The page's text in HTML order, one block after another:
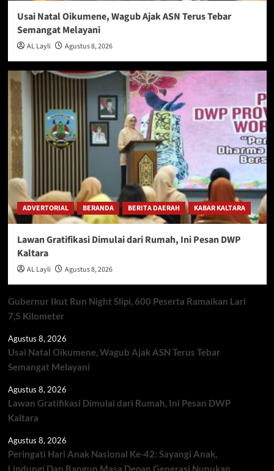
Usai Natal Oikumene, Wagub Ajak ASN Terus Tebar
Semangat Melayani
AL Layli Agustus 8, 2026
ADVERTORIAL BERANDA BERITA DAERAH KABAR KALTARA
Lawan Gratifikasi Dimulai dari Rumah, Ini Pesan DWP
Kaltara
AL Layli Agustus 8, 2026
Gubernur Ikut Run Night Slipi, 600 Peserta Ramaikan Lari
7,5 Kilometer
Agustus 8, 2026
Usai Natal Oikumene, Wagub Ajak ASN Terus Tebar
Semangat Melayani
Agustus 8, 2026
Lawan Gratifikasi Dimulai dari Rumah, Ini Pesan DWP
Kaltara
Agustus 8, 2026
Peringati Hari Anak Nasional Ke-42: Sayangi Anak,
Lindungi Dan Bangun Masa Depan Generasi Nunukan